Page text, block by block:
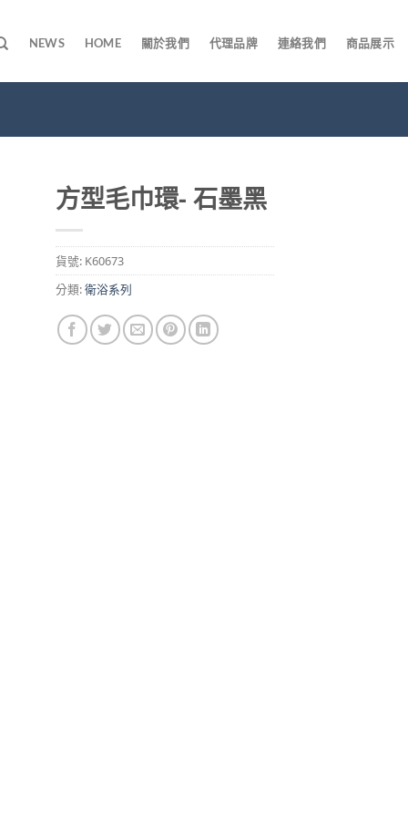
NEWS HOME 關於我們 代理品牌 連絡我們 商品展示
方型毛巾環- 石墨黑
貨號: K60673
分類:衛浴系列